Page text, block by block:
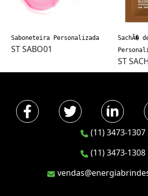
Saboneteira Personalizada
ST SABO01
SachÃ�
ST
(11) 3473-1307
(11) 3473-1308